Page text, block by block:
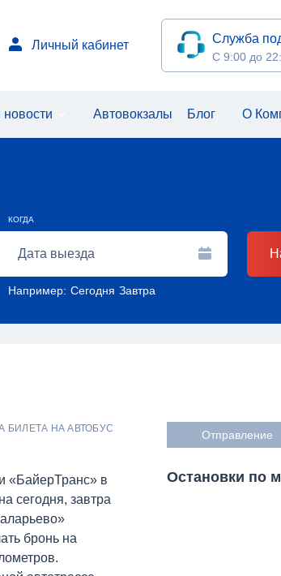
Личный кабинет Служба
С 9:00 до
Автовокзалы Блог О
КОГДА
Например: Сегодня Завтра
БИЛЕТА НА АВТОБУС
«БайерТранс» в
сегодня, завтра
бронь на
Отправление
Остановки по